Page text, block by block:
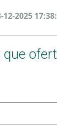
12-2025